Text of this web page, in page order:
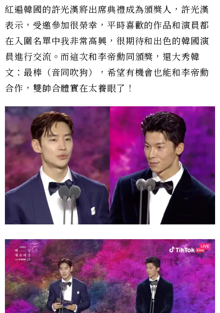
紅遍韓國的許光漢將出席典禮成為頒獎人，許光漢
表示，受邀參加很榮幸，平時喜歡的作品和演員都
在入圍名單中我非常高興，很期待和出色的韓國演
員進行交流。而這次和李帝勳同頒獎，還大秀韓
文：最棒（音同吹狗），希望有機會也能和李帝勳
合作，雙帥合體實在太養眼了！